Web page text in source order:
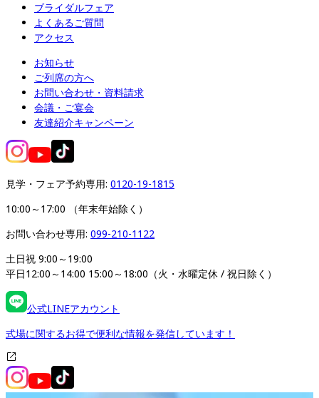
ブライダルフェア
よくあるご質問
アクセス
お知らせ
ご列席の方へ
お問い合わせ・資料請求
会議・ご宴会
友達紹介キャンペーン
見学・フェア予約専用: 0120-19-1815
10:00～17:00 （年末年始除く）
お問い合わせ専用: 099-210-1122
土日祝 9:00～19:00
平日12:00～14:00 15:00～18:00（火・水曜定休 / 祝日除く）
公式LINEアカウント
式場に関するお得で便利な情報を発信しています！